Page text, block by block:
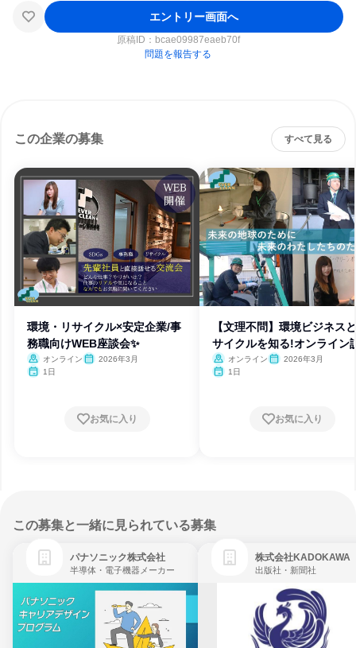
エントリー画面へ
原稿ID： bcae09987eaeb70f
問題を報告する
この企業の募集 すべて見る
環境・リサイクル×安定企業/事
務職向けWEB座談会✨
オンライン
2026年3月
1日
お気に入り
【文理不問】環境ビジネス
サイクルを知る!オンライン
会
オンライン
2026年3月
1日
お気に入り
この募集と一緒に見られている募集
パナソニック株式会社
半導体・電子機器メーカー
株式会社KADOKAWA
出版社・新聞社